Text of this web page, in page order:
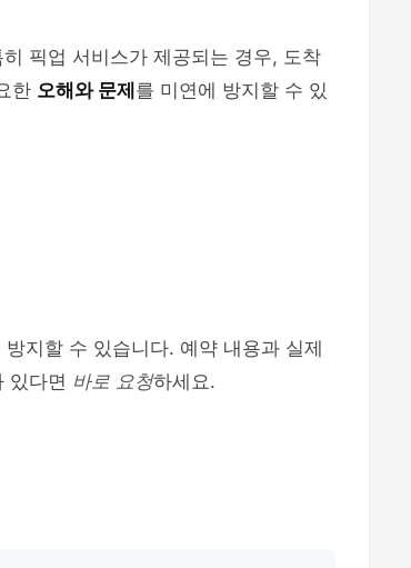
픽업 서비스가 제공되는 경우, 도착
한 오해와 문제 를 미연에 방지할 수 있
지할 수 있습니다. 예약 내용과 실제
있다면 바로 요청하세요.